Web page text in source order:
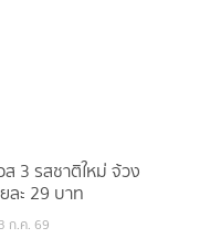
3 รสชาติใหม่ จ้วง
ละ 29 บาท
ก.ค. 69